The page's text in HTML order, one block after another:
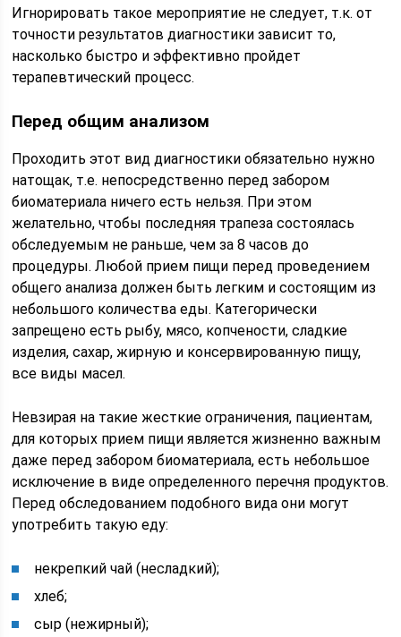
Игнорировать такое мероприятие не следует, т.к. от
точности результатов диагностики зависит то,
насколько быстро и эффективно пройдет
терапевтический процесс.
Перед общим анализом­
Проходить этот вид диагностики обязательно нужно
натощак, т.е. непосредственно перед забором
биоматериала ничего есть нельзя. При этом
желательно, чтобы последняя трапеза состоялась
обследуемым не раньше, чем за 8 часов до
процедуры. Любой прием пищи перед проведением
общего анализа должен быть легким и состоящим из
небольшого количества еды. Категорически
запрещено есть рыбу, мясо, копчености, сладкие
изделия, сахар, жирную и консервированную пищу,
все виды масел.
Невзирая на такие жесткие ограничения, пациентам,
для которых прием пищи является жизненно важным
даже перед забором биоматериала, есть небольшое
исключение в виде определенного перечня продуктов.
Перед обследованием подобного вида они могут
употребить такую еду:
некрепкий чай (несладкий);
хлеб;
сыр (нежирный);